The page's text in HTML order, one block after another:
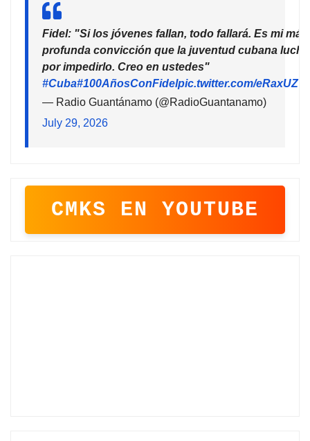
Fidel: "Si los jóvenes fallan, todo fallará. Es mi más
profunda convicción que la juventud cubana
por impedirlo. Creo en ustedes"
#Cuba#100AñosConFidelpic.twitter.com/
— Radio Guantánamo (@RadioGuantanamo)
July 29, 2026
CMKS EN YOUTUBE